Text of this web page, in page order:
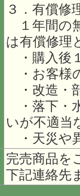
３．有償修
１年間の
は有償修理
・購入後
・お客様
・改造・
・落下・
いが不適当
・天災や
完売商品を
下記連絡先